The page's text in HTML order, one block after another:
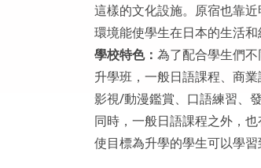
這樣的文化設施。原宿也靠
環境能使學生在日本的生活
學校特色： 為了配合學生們
升學班，一般日語課程、商
影視/動漫鑑賞、口語練習、
同時，一般日語課程之外，
使目標為升學的學生可以學習